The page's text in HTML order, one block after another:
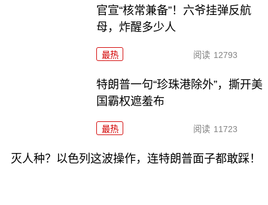
官宣“核常兼备”！六爷挂弹反航
母，炸醒多少人
最热 阅读 12793
特朗普一句“珍珠港除外”，撕开美
国霸权遮羞布
最热 阅读 11723
灭人种？以色列这波操作，连特朗普面子都敢踩！